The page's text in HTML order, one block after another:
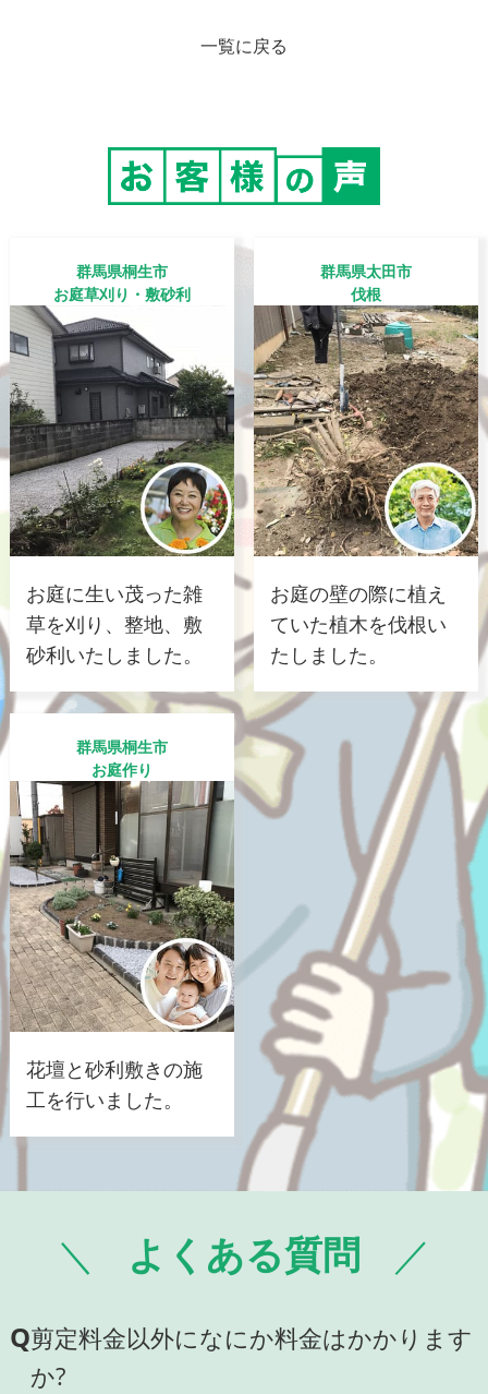
一覧に戻る
群馬県桐生市
お庭草刈り・敷砂利
お庭に生い茂った雑
草を刈り、整地、敷
砂利いたしました。
群馬県太田市
伐根
お庭の壁の際に植え
ていた植木を伐根い
たしました。
群馬県桐生市
お庭作り
花壇と砂利敷きの施
工を行いました。
よくある質問
Q剪定料金以外になにか料金はかかります
か?